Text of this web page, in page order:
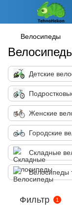
Велосипеды
Детские
Женские
Городские
Складные
Велосипеды
Фильтр 1